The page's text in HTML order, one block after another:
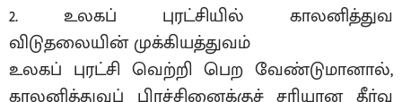
2. உலகப் புரட்சியில் காலனித்துவ
விடுதலையின் முக்கியத்துவம்
உலகப் புரட்சி வெற்றி பெற வேண்டுமானால்,